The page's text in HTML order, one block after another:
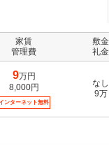
家賃
管理費
敷金
礼金
9万円
8,000円
ンターネット無料
なし
9万